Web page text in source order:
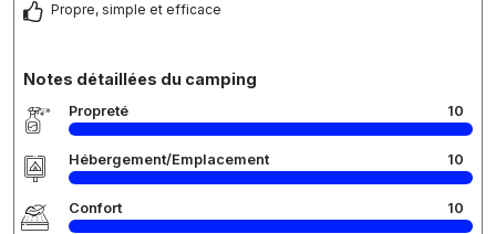
Propre, simple et efficace
Notes détaillées du camping
Propreté 10
Hébergement/Emplacement 10
Confort 10